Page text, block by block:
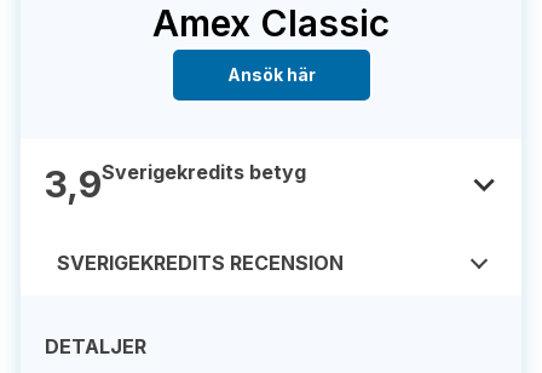
Amex Classic
Ansök här
3,9Sverigekredits betyg
SVERIGEKREDITS RECENSION
DETALJER